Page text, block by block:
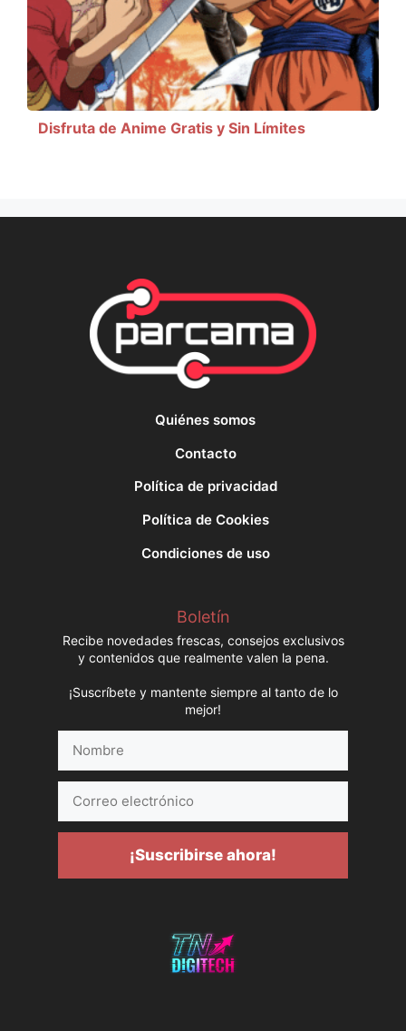
Disfruta de Anime Gratis y Sin Límites
Quiénes somos
Contacto
Política de privacidad
Política de Cookies
Condiciones de uso
Boletín
Recibe novedades frescas, consejos exclusivos
y contenidos que realmente valen la pena.
¡Suscríbete y mantente siempre al tanto de lo
mejor!
electrónico
¡Suscribirse ahora!